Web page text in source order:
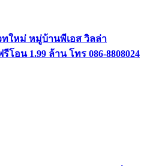
ทใหม่ หมู่บ้านพีเอส วิลล่า
โอน 1.99 ล้าน โทร 086-8808024